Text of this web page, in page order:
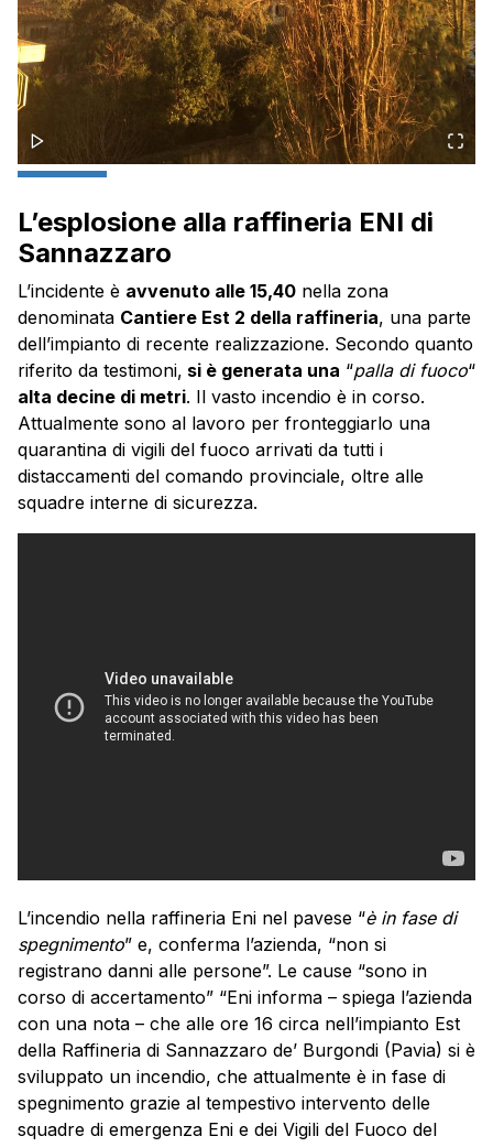
L’esplosione alla raffineria ENI di
Sannazzaro
L’incidente è avvenuto alle 15,40 nella zona
denominata Cantiere Est 2 della raffineria, una parte
dell’impianto di recente realizzazione. Secondo quanto
riferito da testimoni, si è generata una “palla di fuoco“
alta decine di metri. Il vasto incendio è in corso.
Attualmente sono al lavoro per fronteggiarlo una
quarantina di vigili del fuoco arrivati da tutti i
distaccamenti del comando provinciale, oltre alle
squadre interne di sicurezza.
L’incendio nella raffineria Eni nel pavese “è in fase di
spegnimento” e, conferma l’azienda, “non si
registrano danni alle persone”. Le cause “sono in
corso di accertamento” “Eni informa – spiega l’azienda
con una nota – che alle ore 16 circa nell’impianto Est
della Raffineria di Sannazzaro de’ Burgondi (Pavia) si è
sviluppato un incendio, che attualmente è in fase di
spegnimento grazie al tempestivo intervento delle
squadre di emergenza Eni e dei Vigili del Fuoco del